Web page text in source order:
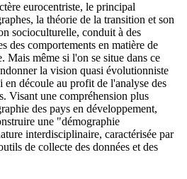
eurocentriste, le principal
la théorie de la transition et son
socioculturelle, conduit à des
des comportements en matière de
Mais même si l'on se situe dans ce
la vision quasi évolutionniste
en découle au profit de l'analyse des
Visant une compréhension plus
des pays en développement,
une "démographie
interdisciplinaire, caractérisée par
de collecte des données et des